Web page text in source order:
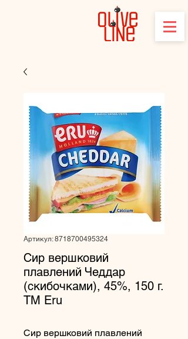
Артикул: 8718700495324
Сир вершковий
плавлений Чеддар
(скибочками), 45%, 150 г.
TM Eru
Сир вершковий плавлений